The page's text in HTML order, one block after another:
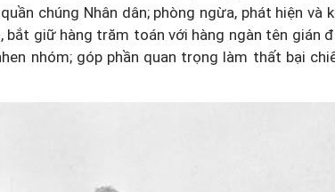
chúng Nhân dân; phòng ngừa, phát hiện
bắt giữ hàng trăm toán với hàng ngàn tên gián
nhóm; góp phần quan trọng làm thất bại